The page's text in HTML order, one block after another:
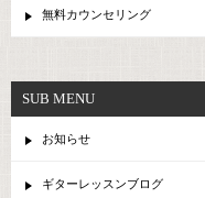
無料カウンセリング
SUB MENU
お知らせ
ギターレッスンブログ